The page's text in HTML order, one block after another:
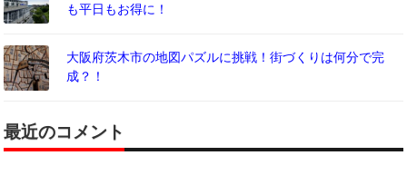
も平日もお得に！
大阪府茨木市の地図パズルに挑戦！街づくりは何分で完
成？！
最近のコメント